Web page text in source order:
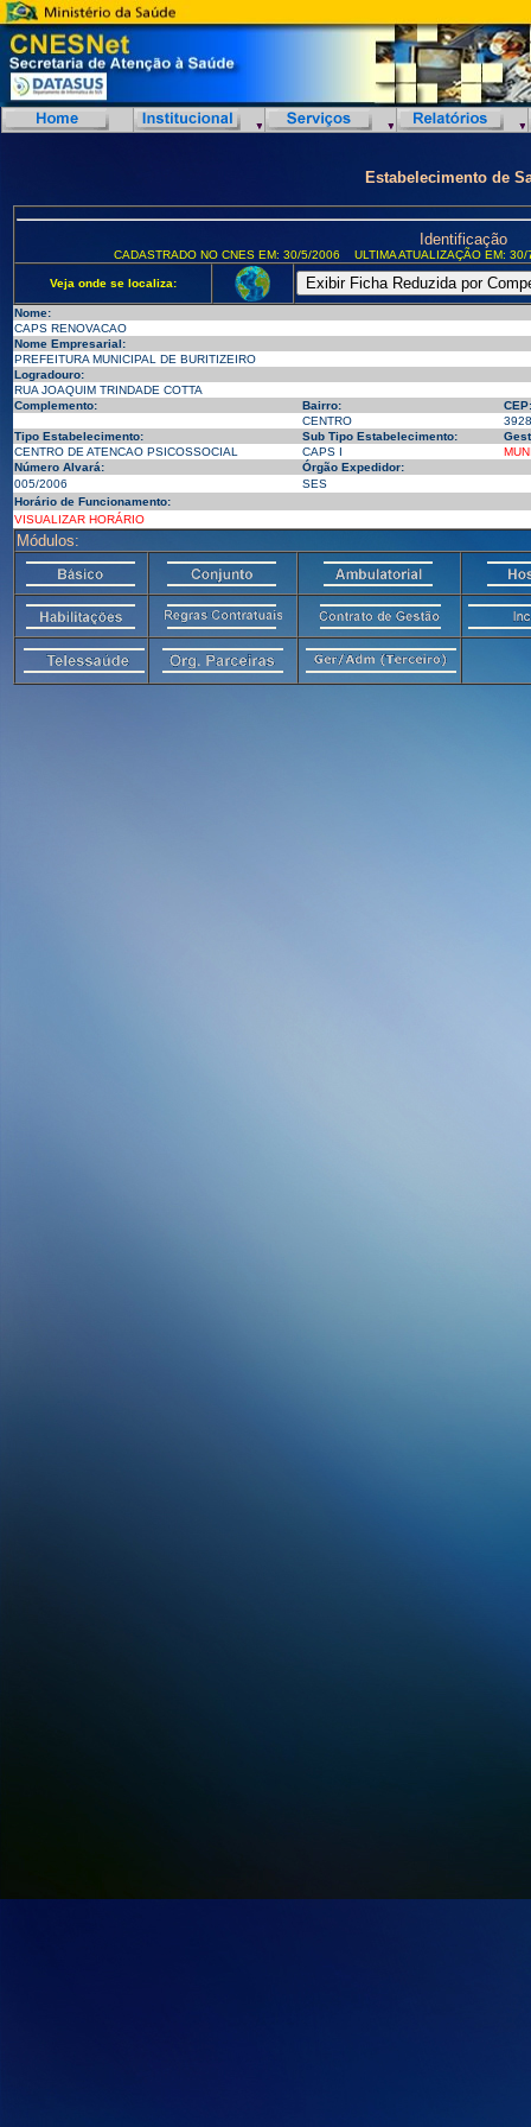
Estabelecimento de
Identificação
CADASTRADO NO CNES EM: 30/5/2006 ULTIMA ATUALIZAÇÃO EM:
Veja onde se localiza:
Nome:
CAPS RENOVACAO
Nome Empresarial:
PREFEITURA MUNICIPAL DE BURITIZEIRO
Logradouro:
RUA JOAQUIM TRINDADE COTTA
Complemento:
Bairro:
CEP:
CENTRO
Tipo Estabelecimento:
Sub Tipo Estabelecimento:
CENTRO DE ATENCAO PSICOSSOCIAL
CAPS I
Número Alvará:
Órgão Expedidor:
005/2006
SES
Horário de Funcionamento:
VISUALIZAR HORÁRIO
Módulos: